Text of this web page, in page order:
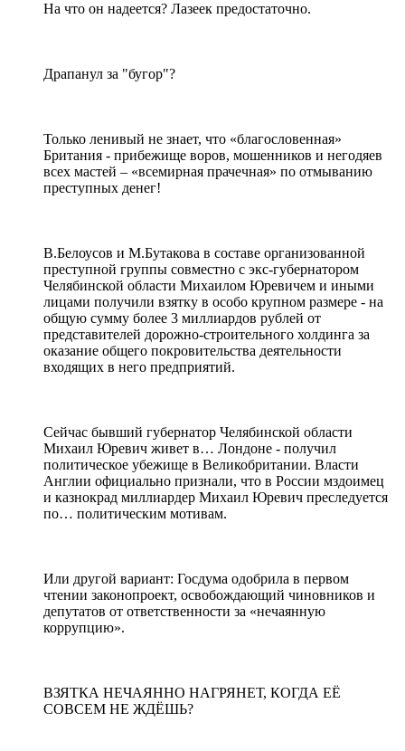
На что он надеется? Лазеек предостаточно.
Драпанул за "бугор"?
Только ленивый не знает, что «благословенная»
Британия - прибежище воров, мошенников и негодяев
всех мастей – «всемирная прачечная» по отмыванию
преступных денег!
В.Белоусов и М.Бутакова в составе организованной
преступной группы совместно с экс-губернатором
Челябинской области Михаилом Юревичем и иными
лицами получили взятку в особо крупном размере - на
общую сумму более 3 миллиардов рублей от
представителей дорожно-строительного холдинга за
оказание общего покровительства деятельности
входящих в него предприятий.
Сейчас бывший губернатор Челябинской области
Михаил Юревич живет в… Лондоне - получил
политическое убежище в Великобритании. Власти
Англии официально признали, что в России мздоимец
и казнокрад миллиардер Михаил Юревич преследуется
по… политическим мотивам.
Или другой вариант: Госдума одобрила в первом
чтении законопроект, освобождающий чиновников и
депутатов от ответственности за «нечаянную
коррупцию».
ВЗЯТКА НЕЧАЯННО НАГРЯНЕТ, КОГДА ЕЁ
СОВСЕМ НЕ ЖДЁШЬ?